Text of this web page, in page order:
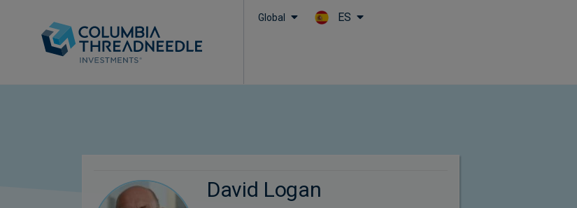
Global ES
David Logan